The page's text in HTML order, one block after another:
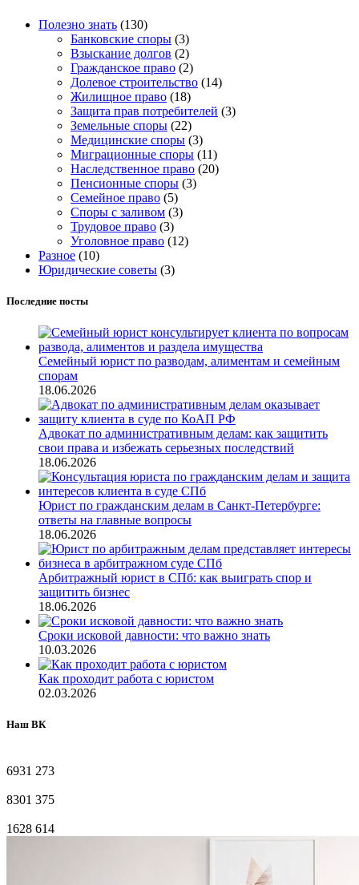
Полезно знать (130)
Банковские споры (3)
Взыскание долгов (2)
Гражданское право (2)
Долевое строительство (14)
Жилищное право (18)
Защита прав потребителей (3)
Земельные споры (22)
Медицинские споры (3)
Миграционные споры (11)
Наследственное право (20)
Пенсионные споры (3)
Семейное право (5)
Споры с заливом (3)
Трудовое право (3)
Уголовное право (12)
Разное (10)
Юридические советы (3)
Последние посты
Семейный юрист по разводам, алиментам и семейным
спорам
18.06.2026
Адвокат по административным делам: как защитить
свои права и избежать серьезных последствий
18.06.2026
Юрист по гражданским делам в Санкт-Петербурге:
ответы на главные вопросы
18.06.2026
Арбитражный юрист в СПб: как выиграть спор и
защитить бизнес
18.06.2026
Сроки исковой давности: что важно знать
10.03.2026
Как проходит работа с юристом
02.03.2026
Наш ВК
6931 273
8301 375
1628 614